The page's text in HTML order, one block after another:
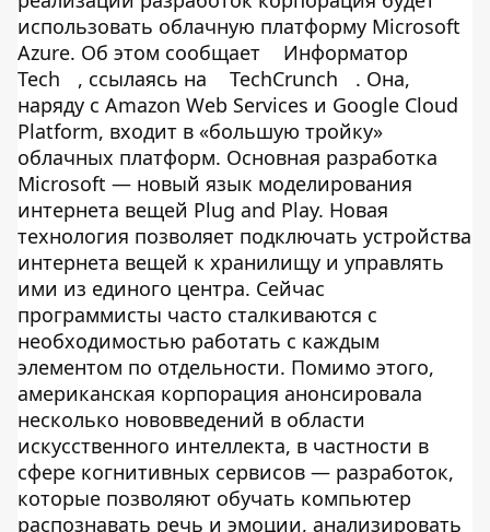
использовать облачную платформу Microsoft
Azure. Об этом сообщает
Информатор
Tech
, ссылаясь на TechCrunch
. Она,
наряду с Amazon Web Services и Google Cloud
Platform, входит в «большую тройку»
облачных платформ. Основная разработка
Microsoft — новый язык моделирования
интернета вещей Plug and Play. Новая
технология позволяет подключать устройства
интернета вещей к хранилищу и управлять
ими из единого центра. Сейчас
программисты часто сталкиваются с
необходимостью работать с каждым
элементом по отдельности. Помимо этого,
американская корпорация анонсировала
несколько нововведений в области
искусственного интеллекта, в частности в
сфере когнитивных сервисов — разработок,
которые позволяют обучать компьютер
распознавать речь и эмоции, анализировать